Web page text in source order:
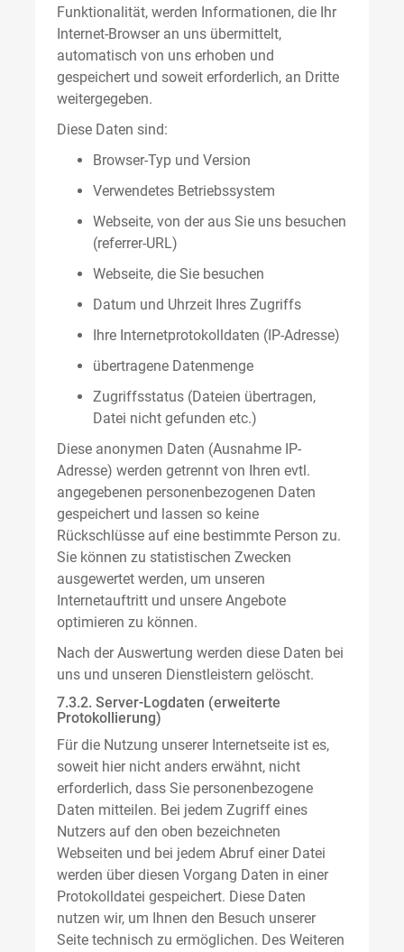
Funktionalität, werden Informationen, die Ihr
Internet-Browser an uns übermittelt,
automatisch von uns erhoben und
gespeichert und soweit erforderlich, an Dritte
weitergegeben.
Diese Daten sind:
Browser-Typ und Version
Verwendetes Betriebssystem
Webseite, von der aus Sie uns besuchen
(referrer-URL)
Webseite, die Sie besuchen
Datum und Uhrzeit Ihres Zugriffs
Ihre Internetprotokolldaten (IP-Adresse)
übertragene Datenmenge
Zugriffsstatus (Dateien übertragen,
Datei nicht gefunden etc.)
Diese anonymen Daten (Ausnahme IP-
Adresse) werden getrennt von Ihren evtl.
angegebenen personenbezogenen Daten
gespeichert und lassen so keine
Rückschlüsse auf eine bestimmte Person zu.
Sie können zu statistischen Zwecken
ausgewertet werden, um unseren
Internetauftritt und unsere Angebote
optimieren zu können.
Nach der Auswertung werden diese Daten bei
uns und unseren Dienstleistern gelöscht.
7.3.2. Server-Logdaten (erweiterte
Protokollierung)
Für die Nutzung unserer Internetseite ist es,
soweit hier nicht anders erwähnt, nicht
erforderlich, dass Sie personenbezogene
Daten mitteilen. Bei jedem Zugriff eines
Nutzers auf den oben bezeichneten
Webseiten und bei jedem Abruf einer Datei
werden über diesen Vorgang Daten in einer
Protokolldatei gespeichert. Diese Daten
nutzen wir, um Ihnen den Besuch unserer
Seite technisch zu ermöglichen. Des Weiteren